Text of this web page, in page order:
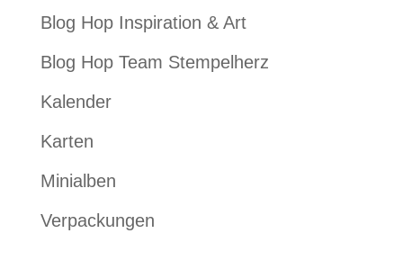
Blog Hop Inspiration & Art
Blog Hop Team Stempelherz
Kalender
Karten
Minialben
Verpackungen